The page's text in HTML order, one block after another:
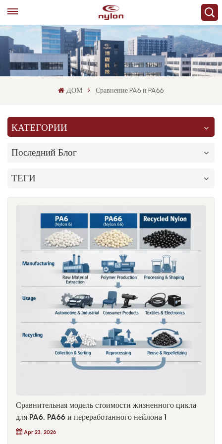
ДОМ Сравнение PA6 и PA66
КАТЕГОРИИ
Последний Блог
ТЕГИ
Сравнительная модель стоимости жизненного цикла
для PA6, PA66 и переработанного нейлона 1
Apr 23, 2026